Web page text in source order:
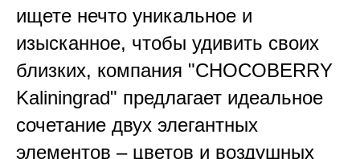
ищете нечто уникальное и
изысканное, чтобы удивить своих
близких, компания "CHOCOBERRY
Kaliningrad" предлагает идеальное
сочетание двух элегантных
элементов – цветов и воздушных